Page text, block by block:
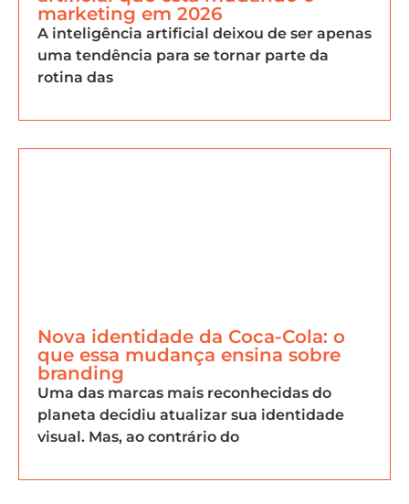
marketing em 2026
A inteligência artificial deixou de ser apenas
uma tendência para se tornar parte da
rotina das
Nova identidade da Coca-Cola: o
que essa mudança ensina sobre
branding
Uma das marcas mais reconhecidas do
planeta decidiu atualizar sua identidade
visual. Mas, ao contrário do